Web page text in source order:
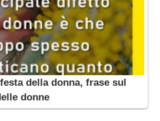
della donna, frase sul
donne